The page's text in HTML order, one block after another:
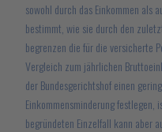
sowohl durch das Einkommen als
bestimmt, wie sie durch den
begrenzen die für die versicherte
Vergleich zum jährlichen
der Bundesgerichtshof einen
Einkommensminderung
begründeten Einzelfall kann aber